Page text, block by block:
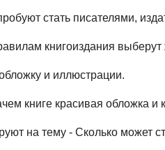
стать писателями,
книгоиздания
и иллюстрации.
книге красивая обложка
на тему - Сколько может